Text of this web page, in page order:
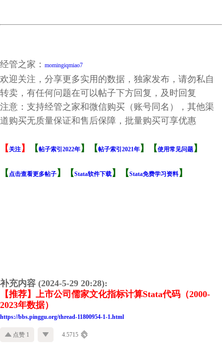
经管之家： momingiqmiao7
欢迎关注，分享更多实用的数据，独家发布，请勿私自
转卖，有任何问题在可以帖子下方回复，及时回复
注意：支持经管之家和微信购买（账号同名），其他渠
道购买无质量保证和售后保障，批量购买可享优惠
【 关注 】 【帖子索引2022年 】【帖子索引2021年 】【使用常见问题 】
【 点击查看更多帖子 】【Stata软件下载 】【Stata免费学习资料 】
补充内容 (2024-5-29 20:28):
【推荐】上市公司儒家文化指标计算Stata代码（2000-
2023年数据）
https://bbs.pinggu.org/thread-11800954-1-1.html
点赞 1 4.5715